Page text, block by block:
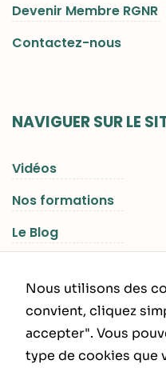
Devenir Membre RGNR
Contactez-nous
NAVIGUER SUR LE
Vidéos
Nos formations
Le Blog
INFORMATIONS
Nous utilisons des
convient, cliquez
accepter". Vous
type de cookies que